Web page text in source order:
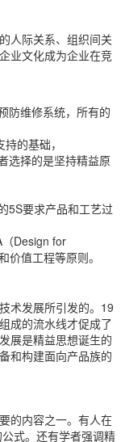
人际关系、组织间关
业文化成为企业在竞
防维修系统，所有的
的基础，
选择的是坚持精益原
5S要求产品和工艺过
Design for
值工程等原则。
术发展所引发的。19
成的流水线才促成了
展是精益思想诞生的
和构建面向产品族的
的内容之一。有人在
式。还有学者强调精